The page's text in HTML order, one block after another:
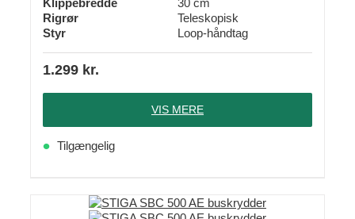
Klippebredde
30 cm
Rigrør
Teleskopisk
Styr
Loop-håndtag
1.299 kr.
VIS MERE
Tilgængelig